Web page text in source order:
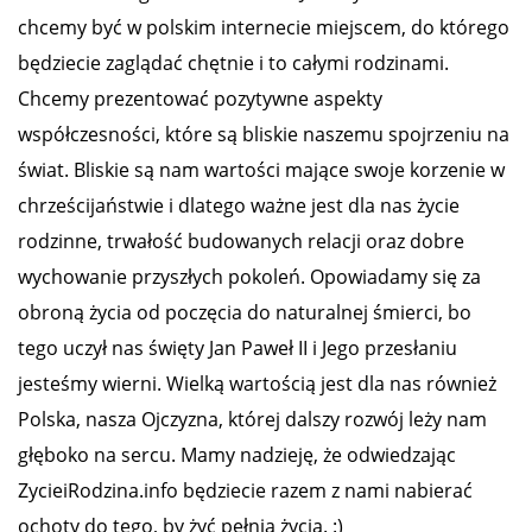
chcemy być w polskim internecie miejscem, do którego
będziecie zaglądać chętnie i to całymi rodzinami.
Chcemy prezentować pozytywne aspekty
współczesności, które są bliskie naszemu spojrzeniu na
świat. Bliskie są nam wartości mające swoje korzenie w
chrześcijaństwie i dlatego ważne jest dla nas życie
rodzinne, trwałość budowanych relacji oraz dobre
wychowanie przyszłych pokoleń. Opowiadamy się za
obroną życia od poczęcia do naturalnej śmierci, bo
tego uczył nas święty Jan Paweł II i Jego przesłaniu
jesteśmy wierni. Wielką wartością jest dla nas również
Polska, nasza Ojczyzna, której dalszy rozwój leży nam
głęboko na sercu. Mamy nadzieję, że odwiedzając
ZycieiRodzina.info będziecie razem z nami nabierać
ochoty do tego, by żyć pełnią życia. :)